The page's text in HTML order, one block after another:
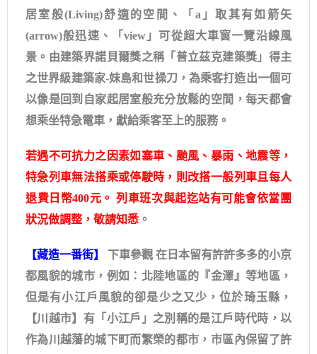
居室般(Living)舒適的空間、「a」取其有如箭矢
(arrow)般迅速、「view」可從超大車窗一覽沿線風
景。由建築界諾貝爾獎之稱「普立茲克建築獎」得主
之世界級建築家-妹島和世操刀，為乘客打造出一個可
以像是回到自家起居室般充分放鬆的空間，每天都會
想乘坐特急電車，獻給乘客至上的服務。
若遇不可抗力之因素如塞車、颱風、暴雨、地震等，
特急列車無法搭乘或停駛時，則改搭一般列車且每人
退費日幣400元。 列車班次與起迄站有可能會依當團
狀況做調整，敬請知悉 。
【藏造一番街】
下車參觀 在日本留有許許多多的小京
都風貌的城市，例如：北陸地區的『金澤』等地區，
但是有小江戶風貌的卻是少之又少，位於琦玉縣，
【川越市】有「小江戶」之別稱的是江戶時代時，以
作為川越藩的城下町而繁榮的都市，市區內保留了許